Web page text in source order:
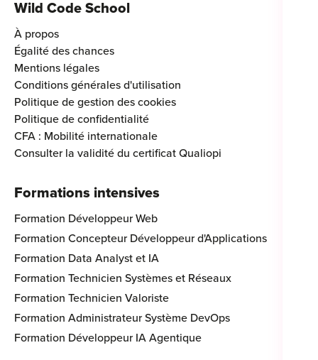
Wild Code School
À propos
Égalité des chances
Mentions légales
Conditions générales d'utilisation
Politique de gestion des cookies
Politique de confidentialité
CFA : Mobilité internationale
Consulter la validité du certificat Qualiopi
Formations intensives
Formation Développeur Web
Formation Concepteur Développeur d'Applications
Formation Data Analyst et IA
Formation Technicien Systèmes et Réseaux
Formation Technicien Valoriste
Formation Administrateur Système DevOps
Formation Développeur IA Agentique